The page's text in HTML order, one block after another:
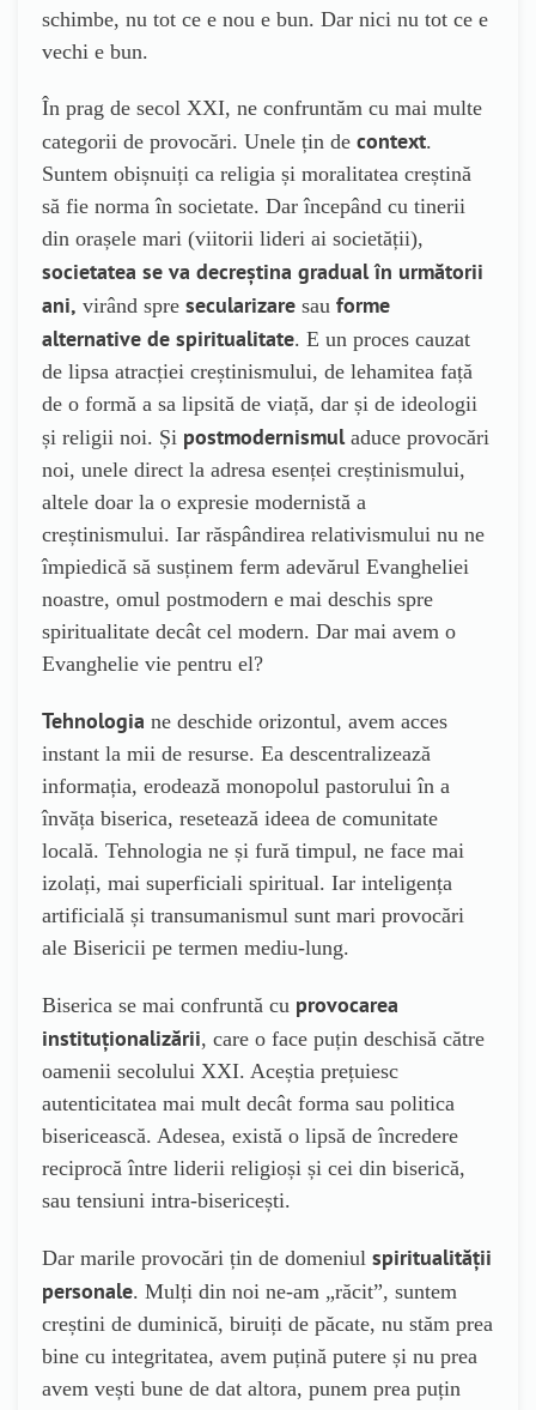
schimbe, nu tot ce e nou e bun. Dar nici nu tot ce e
vechi e bun.
În prag de secol XXI, ne confruntăm cu mai multe
categorii de provocări. Unele țin de context.
Suntem obișnuiți ca religia și moralitatea creștină
să fie norma în societate. Dar începând cu tinerii
din orașele mari (viitorii lideri ai societății),
societatea se va decreștina gradual în următorii
ani, virând spre secularizare sau forme
alternative de spiritualitate. E un proces cauzat
de lipsa atracției creștinismului, de lehamitea față
de o formă a sa lipsită de viață, dar și de ideologii
și religii noi. Și postmodernismuladuce provocări
noi, unele direct la adresa esenței creștinismului,
altele doar la o expresie modernistă a
creștinismului. Iar răspândirea relativismului nu ne
împiedică să susținem ferm adevărul Evangheliei
noastre, omul postmodern e mai deschis spre
spiritualitate decât cel modern. Dar mai avem o
Evanghelie vie pentru el?
Tehnologia ne deschide orizontul, avem acces
instant la mii de resurse. Ea descentralizează
informația, erodează monopolul pastorului în a
învăța biserica, resetează ideea de comunitate
locală. Tehnologia ne și fură timpul, ne face mai
izolați, mai superficiali spiritual. Iar inteligența
artificială și transumanismul sunt mari provocări
ale Bisericii pe termen mediu-lung.
Biserica se mai confruntă cu provocarea
instituționalizării, care o face puțin deschisă către
oamenii secolului XXI. Aceștia prețuiesc
autenticitatea mai mult decât forma sau politica
bisericească. Adesea, există o lipsă de încredere
reciprocă între liderii religioși și cei din biserică,
sau tensiuni intra-bisericești.
Dar marile provocări țin de domeniul spiritualității
personale. Mulți din noi ne-am „răcit”, suntem
creștini de duminică, biruiți de păcate, nu stăm prea
bine cu integritatea, avem puțină putere și nu prea
avem vești bune de dat altora, punem prea puțin